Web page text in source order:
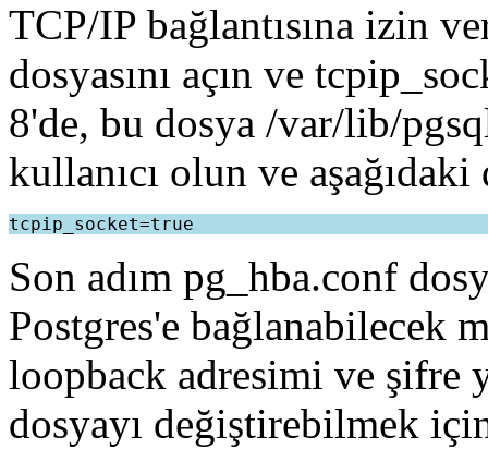
TCP/IP bağlantısına izin
dosyasını açın ve
8'de, bu dosya /var/lib/
kullanıcı olun ve
tcpip_socket=true
Son adım pg_hba.conf
Postgres'e bağlanabilecek
loopback adresimi ve şifre
dosyayı değiştirebilmek